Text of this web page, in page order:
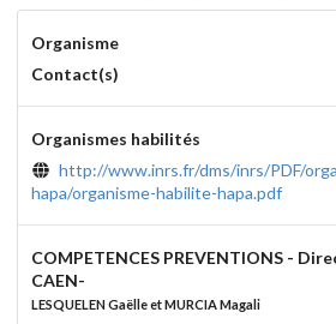
Organisme
Contact(s)
Organismes habilités
http://www.inrs.fr/dms/inrs/PDF/
hapa/organisme-habilite-hapa.pdf
COMPETENCES PREVENTIONS -
CAEN-
LESQUELEN Gaëlle et MURCIA Magali